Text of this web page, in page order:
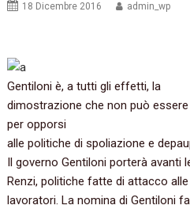
18 Dicembre 2016 admin_wp
Gentiloni è, a tutti gli effetti, la
dimostrazione che non può
per opporsi
alle politiche di spoliazione e
Il governo Gentiloni porterà avanti
Renzi, politiche fatte di attacco
lavoratori. La nomina di Gentiloni